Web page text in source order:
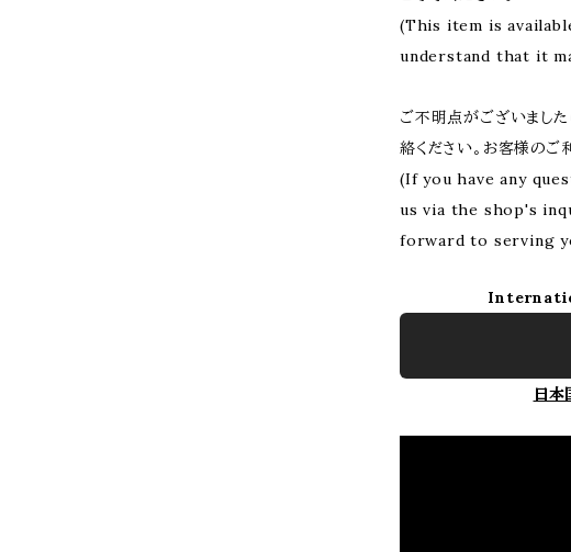
(This item is
understand that it
ご不明点がございまし
絡ください。お客様のご
(If you have any
us via the shop's
forward to serving
日本